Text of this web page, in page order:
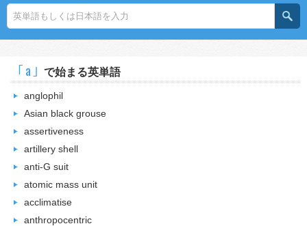
｢a｣ で始まる英単語
anglophil
Asian black grouse
assertiveness
artillery shell
anti-G suit
atomic mass unit
acclimatise
anthropocentric